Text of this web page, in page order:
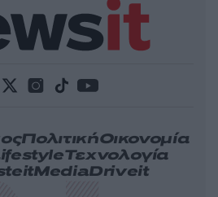
ΠολιτικήΟικονομία
Τεχνολογία
MediaDriveit